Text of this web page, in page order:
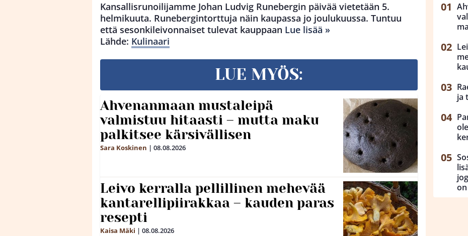
Kansallisrunoilijamme Johan Ludvig Runebergin päivää vietetään 5.
helmikuuta. Runebergintorttuja näin kaupassa jo joulukuussa. Tuntuu
että sesonkileivonnaiset tulevat kauppaan Lue lisää »
Lähde: Kulinaari
LUE MYÖS:
Ahvenanmaan mustaleipä
valmistuu hitaasti – mutta maku
palkitsee kärsivällisen
Sara Koskinen | 08.08.2026
Leivo kerralla pellillinen mehevää
kantarellipiirakkaa – kauden paras
resepti
Kaisa Mäki | 08.08.2026
ja